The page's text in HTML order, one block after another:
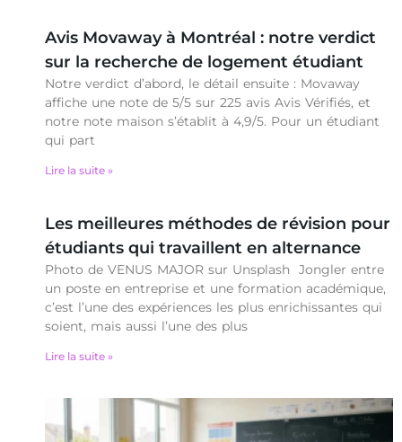
Avis Movaway à Montréal : notre verdict
sur la recherche de logement étudiant
Notre verdict d’abord, le détail ensuite : Movaway
affiche une note de 5/5 sur 225 avis Avis Vérifiés, et
notre note maison s’établit à 4,9/5. Pour un étudiant
qui part
Lire la suite »
Les meilleures méthodes de révision pour
étudiants qui travaillent en alternance
Photo de VENUS MAJOR sur Unsplash Jongler entre
un poste en entreprise et une formation académique,
c’est l’une des expériences les plus enrichissantes qui
soient, mais aussi l’une des plus
Lire la suite »